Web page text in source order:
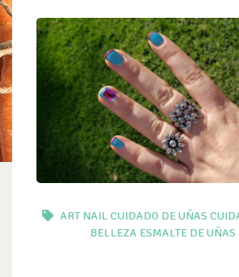
ART NAIL CUIDADO DE UÑAS
BELLEZA ESMALTE DE UÑAS